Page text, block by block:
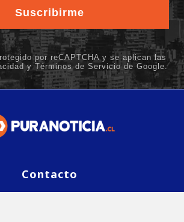
Contacto
editor@puranoticia.cl